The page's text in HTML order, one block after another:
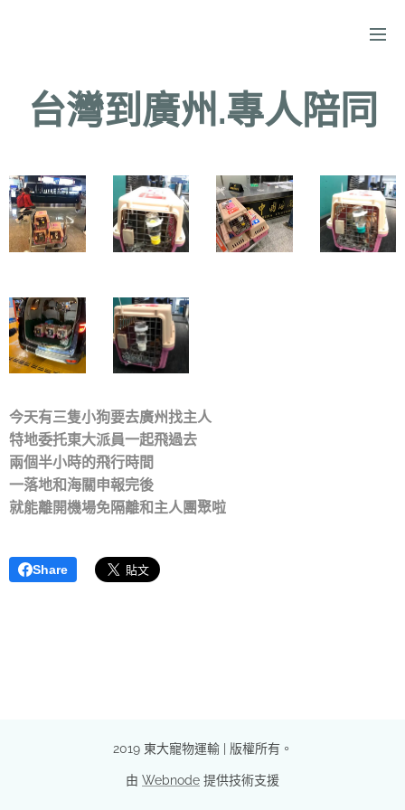
台灣到廣州.專人陪同
今天有三隻小狗要去廣州找主人
特地委托東大派員一起飛過去
兩個半小時的飛行時間
一落地和海關申報完後
就能離開機場免隔離和主人團聚啦
Share
2019 東大寵物運輸 | 版權所有。
由 Webnode 提供技術支援